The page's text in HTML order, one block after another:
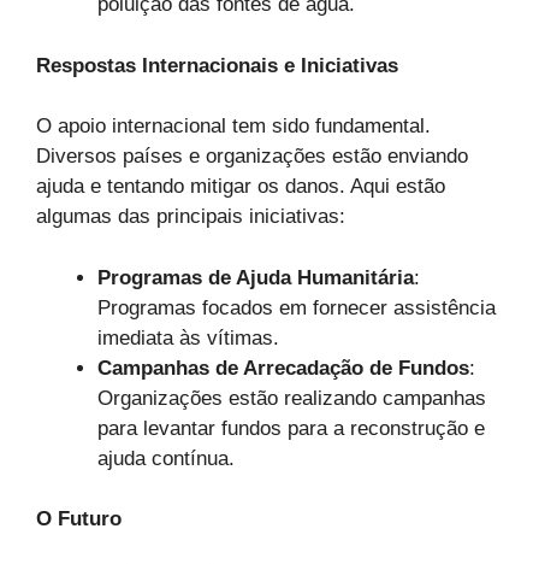
poluição das fontes de água.
Respostas Internacionais e Iniciativas
O apoio internacional tem sido fundamental.
Diversos países e organizações estão enviando
ajuda e tentando mitigar os danos. Aqui estão
algumas das principais iniciativas:
Programas de Ajuda Humanitária:
Programas focados em fornecer assistência
imediata às vítimas.
Campanhas de Arrecadação de Fundos:
Organizações estão realizando campanhas
para levantar fundos para a reconstrução e
ajuda contínua.
O Futuro